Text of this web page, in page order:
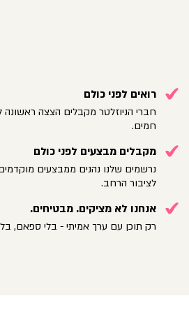
רואים לפני כולם
חברי הניוזלטר מקבלים הצצה ראשונה
חמים.
מקבלים מבצעים לפני כולם
נרשמים שלנו נהנים ממבצעים
לציבור הרחב.
אנחנו לא מציקים. מבטיחים.
רק תוכן עם ערך אמיתי - בלי ספאם,